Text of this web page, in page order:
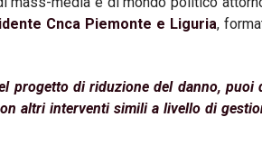
Cnca Piemonte e Liguria,
progetto di riduzione del danno,
altri interventi simili a livello di